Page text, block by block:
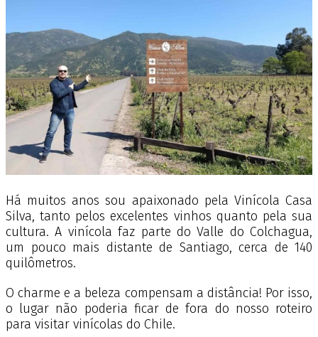
Há muitos anos sou apaixonado pela Vinícola Casa
Silva, tanto pelos excelentes vinhos quanto pela sua
cultura.A vinícola faz parte do Valle do Colchagua,
um pouco mais distante de Santiago, cerca de 140
quilômetros.
O charme e a beleza compensam a distância! Por isso,
o lugar não poderia ficar de fora do nosso roteiro
para visitar vinícolas do Chile.